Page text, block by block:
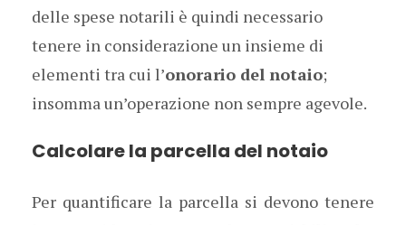
delle spese notarili è quindi necessario
tenere in considerazione un insieme di
elementi tra cui l’onorario del notaio;
insomma un’operazione non sempre agevole.
Calcolare la parcella del notaio
Per quantificare la parcella si devono tenere